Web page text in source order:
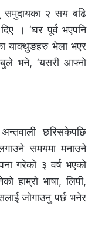
समुदायका २ सय बढि
। ‘घर पूर्व भएपनि
याक्थुङहरु भेला भएर
भने, ‘यसरी आफ्नो
छरिसकेपछि
समयमा मनाउने
गरेको ३ वर्ष भएको
हाम्रो भाषा, लिपी,
जोगाउनु पर्छ भनेर